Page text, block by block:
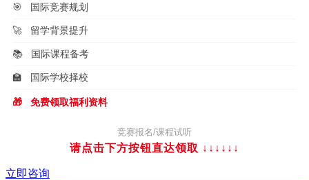
🎯 国际竞赛规划
🚀 留学背景提升
📚 国际课程备考
🏫 国际学校择校
🎁 免费领取福利资料
竞赛报名/课程试听
请点击下方按钮直达领取 ↓↓↓ ↓↓↓
立即咨询